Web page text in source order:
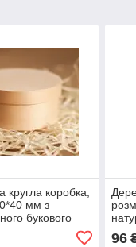
кругла коробка,
мм з
букового
96